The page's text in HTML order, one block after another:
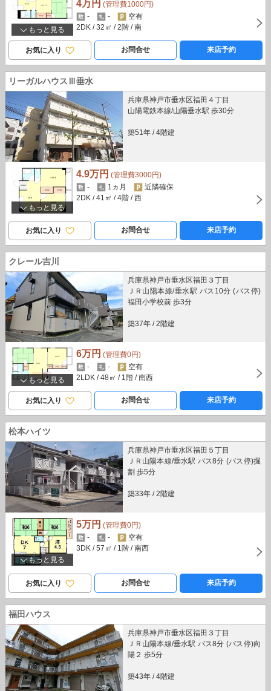
もっと見る
4万円 (管理費1000円)
-
-
空有
2DK / 32㎡ / 2階 / 南
お気に入り お問合せ 来店予約
リーガルハウスⅢ垂水
兵庫県神戸市垂水区福田４丁目
山陽電鉄本線/山陽垂水駅 歩30分
築51年 / 4階建
もっと見る
4.9万円 (管理費3000円)
-
1ヵ月
近隣確保
2DK / 41㎡ / 4階 / 西
お気に入り お問合せ 来店予約
クレール吉川
兵庫県神戸市垂水区福田３丁目
ＪＲ山陽本線/垂水駅 バス10分 (バス停)
福田小学校前 歩3分
築37年 / 2階建
もっと見る
6万円 (管理費0円)
-
-
空有
2LDK / 48㎡ / 1階 / 南西
お気に入り お問合せ 来店予約
松本ハイツ
兵庫県神戸市垂水区福田５丁目
ＪＲ山陽本線/垂水駅 バス8分 (バス停)掘
割 歩5分
築33年 / 2階建
もっと見る
5万円 (管理費0円)
-
-
空有
3DK / 57㎡ / 1階 / 南西
お気に入り お問合せ 来店予約
福田ハウス
兵庫県神戸市垂水区福田３丁目
ＪＲ山陽本線/垂水駅 バス8分 (バス停)向
陽２ 歩5分
築43年 / 4階建